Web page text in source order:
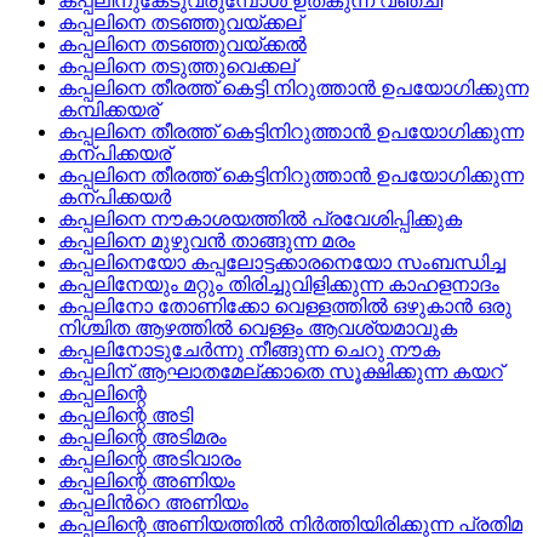
കപ്പലിനെ തടഞ്ഞുവയ്ക്കല്
കപ്പലിനെ തടഞ്ഞുവയ്ക്കല്‍
കപ്പലിനെ തടുത്തുവെക്കല്
കപ്പലിനെ തീരത്ത്‌ കെട്ടി നിറുത്താന്‍ ഉപയോഗിക്കുന്ന
കമ്പിക്കയര്
കപ്പലിനെ തീരത്ത് കെട്ടിനിറുത്താന്‍ ഉപയോഗിക്കുന്ന
കന്പിക്കയര്
കപ്പലിനെ തീരത്ത് കെട്ടിനിറുത്താന്‍ ഉപയോഗിക്കുന്ന
കന്പിക്കയര്‍
കപ്പലിനെ നൗകാശയത്തില്‍ പ്രവേശിപ്പിക്കുക
കപ്പലിനെ മുഴുവന്‍ താങ്ങുന്ന മരം
കപ്പലിനെയോ കപ്പലോട്ടക്കാരനെയോ സംബന്ധിച്ച
കപ്പലിനേയും മറ്റും തിരിച്ചുവിളിക്കുന്ന കാഹളനാദം
കപ്പലിനോ തോണിക്കോ വെള്ളത്തില്‍ ഒഴുകാന്‍ ഒരു
നിശ്ചിത ആഴത്തില്‍ വെള്ളം ആവശ്യമാവുക
കപ്പലിനോടുചേര്‍ന്നു നീങ്ങുന്ന ചെറു നൗക
കപ്പലിന് ആഘാതമേല്ക്കാതെ സൂക്ഷിക്കുന്ന കയറ്
കപ്പലിന്റെ
കപ്പലിന്റെ അടി
കപ്പലിന്റെ അടിമരം
കപ്പലിന്റെ അടിവാരം
കപ്പലിന്റെ അണിയം
കപ്പലിന്‍റെ അണിയം
കപ്പലിന്റെ അണിയത്തില്‍ നിര്‍ത്തിയിരിക്കുന്ന പ്രതിമ